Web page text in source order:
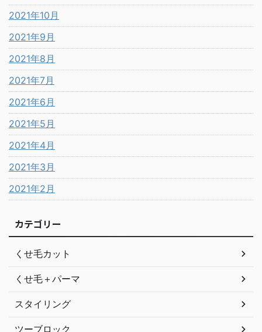
2021年10月
2021年9月
2021年8月
2021年7月
2021年6月
2021年5月
2021年4月
2021年3月
2021年2月
カテゴリー
くせ毛カット
くせ毛＋パーマ
スタイリング
ツーブロック